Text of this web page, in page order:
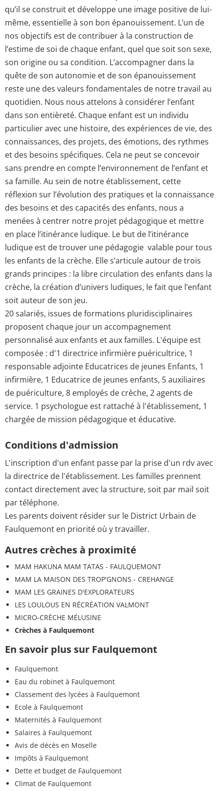
qu’il se construit et développe une image positive de lui-
même, essentielle à son bon épanouissement. L’un de
nos objectifs est de contribuer à la construction de
l’estime de soi de chaque enfant, quel que soit son sexe,
son origine ou sa condition. L’accompagner dans la
quête de son autonomie et de son épanouissement
reste une des valeurs fondamentales de notre travail au
quotidien. Nous nous attelons à considérer l’enfant
dans son entièreté. Chaque enfant est un individu
particulier avec une histoire, des expériences de vie, des
connaissances, des projets, des émotions, des rythmes
et des besoins spécifiques. Cela ne peut se concevoir
sans prendre en compte l’environnement de l’enfant et
sa famille. Au sein de notre établissement, cette
réflexion sur l’évolution des pratiques et la connaissance
des besoins et des capacités des enfants, nous a
menées à centrer notre projet pédagogique et mettre
en place l’itinérance ludique. Le but de l’itinérance
ludique est de trouver une pédagogie valable pour tous
les enfants de la crèche. Elle s’articule autour de trois
grands principes : la libre circulation des enfants dans la
crèche, la création d’univers ludiques, le fait que l’enfant
soit auteur de son jeu.
20 salariés, issues de formations pluridisciplinaires
proposent chaque jour un accompagnement
personnalisé aux enfants et aux familles. L'équipe est
composée : d'1 directrice infirmière puéricultrice, 1
responsable adjointe Educatrices de jeunes Enfants, 1
infirmière, 1 Educatrice de jeunes enfants, 5 auxiliaires
de puériculture, 8 employés de crèche, 2 agents de
service. 1 psychologue est rattaché à l'établissement, 1
chargée de mission pédagogique et éducative.
Conditions d'admission
L'inscription d'un enfant passe par la prise d'un rdv avec
la directrice de l'établissement. Les familles prennent
contact directement avec la structure, soit par mail soit
par téléphone.
Les parents doivent résider sur le District Urbain de
Faulquemont en priorité où y travailler.
Autres crèches à proximité
MAM HAKUNA MAM TATAS - FAULQUEMONT
MAM LA MAISON DES TROP'GNONS - CREHANGE
MAM LES GRAINES D'EXPLORATEURS
LES LOULOUS EN RÉCRÉATION VALMONT
MICRO-CRÈCHE MÉLUSINE
Crèches à Faulquemont
En savoir plus sur Faulquemont
Faulquemont
Eau du robinet à Faulquemont
Classement des lycées à Faulquemont
Ecole à Faulquemont
Maternités à Faulquemont
Salaires à Faulquemont
Avis de décès en Moselle
Impôts à Faulquemont
Dette et budget de Faulquemont
Climat de Faulquemont